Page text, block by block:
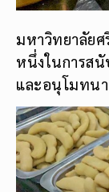
มหาวิทยาลัย
หนึ่งในการส
และอนุโมทน